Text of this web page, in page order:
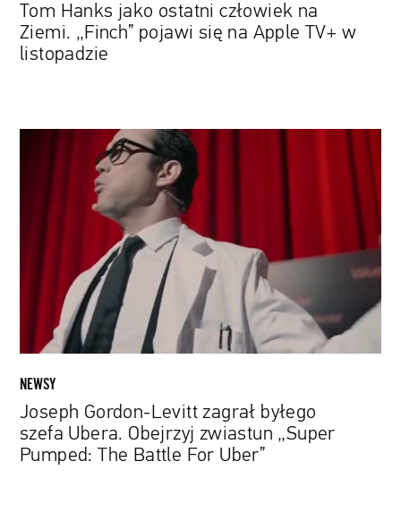
w
listopadzie
Tom Hanks jako ostatni człowiek na
Ziemi. „Finch” pojawi się na Apple TV+ w
listopadzie
Pumped:
The
For
Uber”
NEWSY
Joseph Gordon-Levitt zagrał byłego
szefa Ubera. Obejrzyj zwiastun „Super
Pumped: The Battle For Uber”